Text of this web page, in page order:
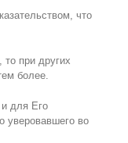
что
при других
более.
для Его
уверовавшего во